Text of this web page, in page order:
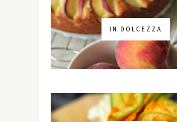
IN DOLCEZZA